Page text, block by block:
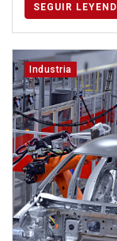
SEGUIR
Industria